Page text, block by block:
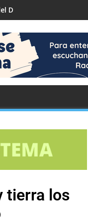
ECO YPF
tierra los